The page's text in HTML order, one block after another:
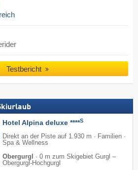
Testbericht
Hotel Alpina deluxe ****S
Direkt an der Piste auf 1.930 m · Familien ·
Spa & Wellness
Obergurgl
· 0 m zum Skigebiet Gurgl –
Obergurgl-Hochgurgl